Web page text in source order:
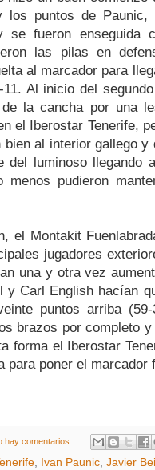
los puntos de Paunic,
se fueron enseguida
las pilas en
al marcador para
11. Al inicio del
la cancha por una
el Iberostar Tenerife,
bien al interior gallego
del luminoso llegando
menos pudieron
el Montakit
jugadores
una y otra vez
y Carl English hacían
puntos arriba
brazos por completo
forma el Iberostar
para poner el marcador
hay comentarios:
, Ivan Paunic, Javier